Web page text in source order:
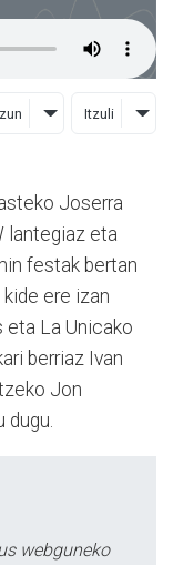
Itzuli
Joserra
lantegiaz eta
festak bertan
ere izan
eta La Unicako
berriaz Ivan
Jon
dugu.
webguneko